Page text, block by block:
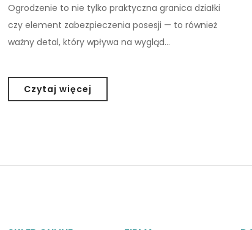
Ogrodzenie to nie tylko praktyczna granica działki
czy element zabezpieczenia posesji — to również
ważny detal, który wpływa na wygląd…
Czytaj więcej